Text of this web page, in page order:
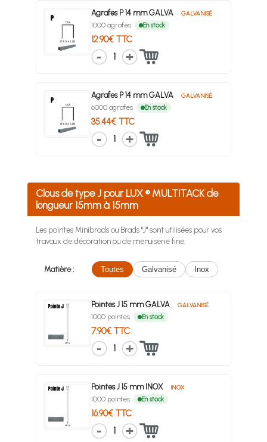
Agrafes P 14 mm GALVA GALVANISÉ
1000 agrafes En stock
12.90€ TTC
1
Agrafes P 14 mm GALVA GALVANISÉ
6000 agrafes En stock
35.44€ TTC
1
Clous de type J pour LUX ® MULTITACK de
longueur 15mm à 15mm
Les pointes Minibrads ou Brads "J" sont utilisées pour vos
travaux de décoration ou de menuiserie fine.
Matière : Toutes Galvanisé Inox
Pointes J 15 mm GALVA GALVANISÉ
1000 pointes En stock
7.90€ TTC
1
Pointes J 15 mm INOX INOX
1000 pointes En stock
16.90€ TTC
1